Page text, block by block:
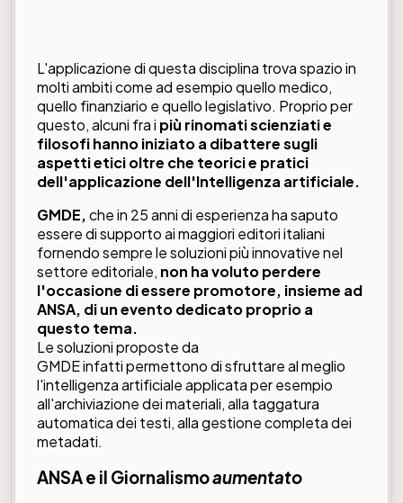
L'applicazione di questa disciplina trova spazio in
molti ambiti come ad esempio quello medico,
quello finanziario e quello legislativo. Proprio per
questo, alcuni fra i più rinomati scienziati e
filosofi hanno iniziato a dibattere sugli
aspetti etici oltre che teorici e pratici
dell'applicazione dell'Intelligenza artificiale.
GMDE,che in 25 anni di esperienza ha saputo
essere di supporto ai maggiori editori italiani
fornendo sempre le soluzioni più innovative nel
settore editoriale, non ha voluto perdere
l'occasione di essere promotore, insieme ad
ANSA, di un evento dedicato proprio a
questo tema.
Le soluzioni proposte da
GMDE infatti permettono di sfruttare al meglio
l'intelligenza artificiale applicata per esempio
all'archiviazione dei materiali, alla taggatura
automatica dei testi, alla gestione completa dei
metadati.
ANSAe il Giornalismoaumentato